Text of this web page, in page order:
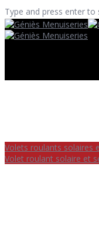
Type and press enter to
Volets roulants solaires
Volet roulant solaire et